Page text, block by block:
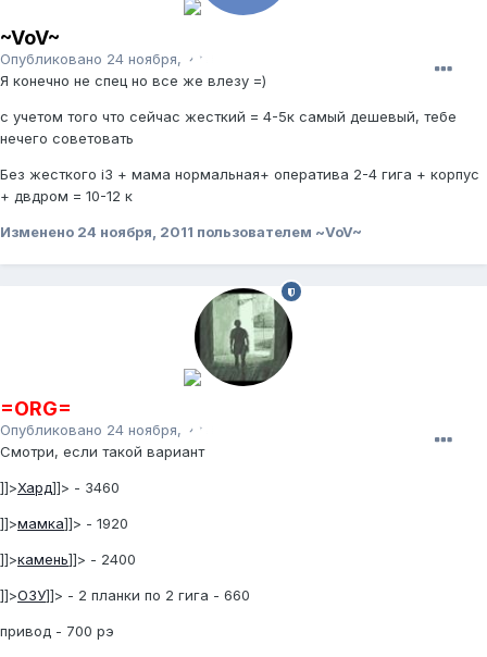
~VoV~
Опубликовано 24 ноября, 2011
Я конечно не спец но все же влезу =)
с учетом того что сейчас жесткий = 4-5к самый дешевый, тебе
нечего советовать
Без жесткого i3 + мама нормальная+ оператива 2-4 гига + корпус
+ двдром = 10-12 к
Изменено 24 ноября, 2011 пользователем ~VoV~
=ORG=
Опубликовано 24 ноября, 2011
Смотри, если такой вариант
]]>Хард]]> - 3460
]]>мамка]]> - 1920
]]>камень]]> - 2400
]]>ОЗУ]]> - 2 планки по 2 гига - 660
привод - 700 рэ